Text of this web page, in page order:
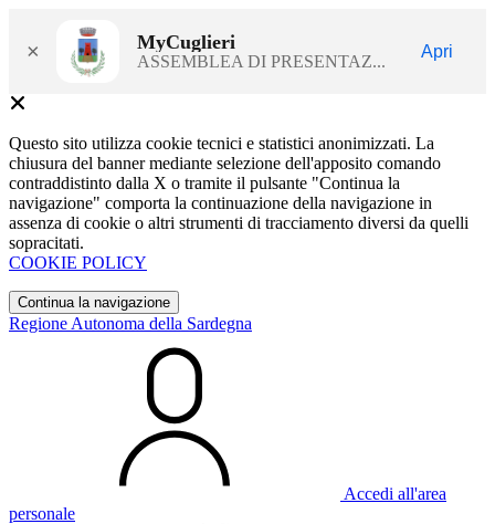
× MyCuglieri
ASSEMBLEA DI PRESENTAZ...
Apri
Questo sito utilizza cookie tecnici e statistici anonimizzati. La
chiusura del banner mediante selezione dell'apposito comando
contraddistinto dalla X o tramite il pulsante "Continua la
navigazione" comporta la continuazione della navigazione in
assenza di cookie o altri strumenti di tracciamento diversi da quelli
sopracitati.
COOKIE POLICY
Continua la navigazione
Regione Autonoma della Sardegna
Accedi all'area
personale